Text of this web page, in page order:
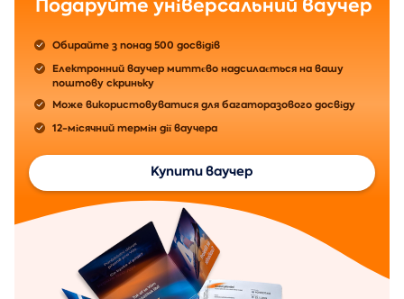
Подаруйте універсальний ваучер
Обирайте з понад 500 досвідів
Електронний ваучер миттєво надсилається на вашу
поштову скриньку
Може використовуватися для багаторазового досвіду
12-місячний термін дії ваучера
Купити ваучер